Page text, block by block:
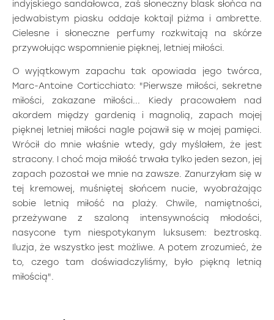
indyjskiego sandałowca, zaś słoneczny blask słońca na
jedwabistym piasku oddaje koktajl piżma i ambrette.
Cielesne i słoneczne perfumy rozkwitają na skórze
przywołując wspomnienie pięknej, letniej miłości.
O wyjątkowym zapachu tak opowiada jego twórca,
Marc-Antoine Corticchiato: "Pierwsze miłości, sekretne
miłości, zakazane miłości... Kiedy pracowałem nad
akordem między gardenią i magnolią, zapach mojej
pięknej letniej miłości nagle pojawił się w mojej pamięci.
Wrócił do mnie właśnie wtedy, gdy myślałem, że jest
stracony. I choć moja miłość trwała tylko jeden sezon, jej
zapach pozostał we mnie na zawsze. Zanurzyłam się w
tej kremowej, muśniętej słońcem nucie, wyobrażając
sobie letnią miłość na plaży. Chwile, namiętności,
przeżywane z szaloną intensywnością młodości,
nasycone tym niespotykanym luksusem: beztroską.
Iluzja, że wszystko jest możliwe. A potem zrozumieć, że
to, czego tam doświadczyliśmy, było piękną letnią
miłością".